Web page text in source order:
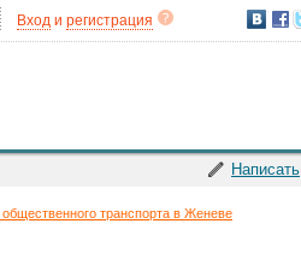
Вход и регистрация
Написать
транспорта в Женеве